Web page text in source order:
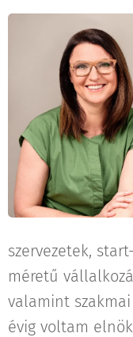
szervezetek,
méretű
valamint
évig voltam